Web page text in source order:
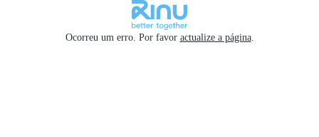
Ocorreu um erro. Por favor actualize a página.